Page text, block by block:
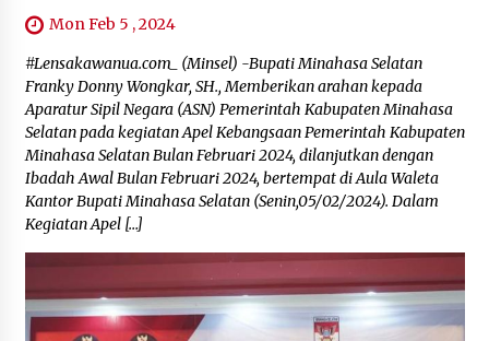
Mon Feb 5 , 2024
#Lensakawanua.com_ (Minsel) -Bupati Minahasa Selatan
Franky Donny Wongkar, SH., Memberikan arahan kepada
Aparatur Sipil Negara (ASN) Pemerintah Kabupaten Minahasa
Selatan pada kegiatan Apel Kebangsaan Pemerintah Kabupaten
Minahasa Selatan Bulan Februari 2024, dilanjutkan dengan
Ibadah Awal Bulan Februari 2024, bertempat di Aula Waleta
Kantor Bupati Minahasa Selatan (Senin,05/02/2024). Dalam
Kegiatan Apel […]